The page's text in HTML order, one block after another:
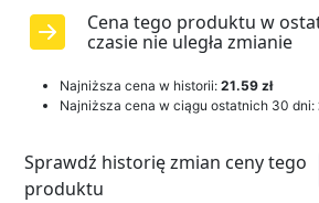
Cena tego produktu w
czasie nie uległa zmianie
Najniższa cena w historii: 21.59 zł
Najniższa cena w ciągu ostatnich 30 dni:
Sprawdź historię zmian ceny tego
produktu